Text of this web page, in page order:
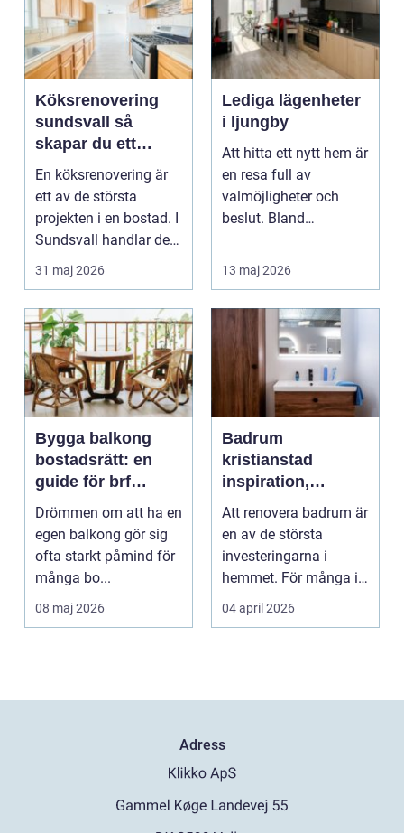
Köksrenovering
sundsvall så
skapar du ett
hållbart och
funktionellt kök
En köksrenovering är
ett av de största
projekten i en bostad. I
Sundsvall handlar det
ofta om att ko...
31 maj 2026
Lediga lägenheter
i ljungby
Att hitta ett nytt hem är
en resa full av
valmöjligheter och
beslut. Bland
och sjö...
13 maj 2026
Bygga balkong
bostadsrätt: en
guide för brf
medlemmar
Drömmen om att ha en
egen balkong gör sig
ofta starkt påmind för
många bo...
08 maj 2026
Badrum
kristianstad
inspiration,
planering och
smarta val
Att renovera badrum är
en av de största
investeringarna i
hemmet. För många i
och runt Kristianstad ...
04 april 2026
Adress